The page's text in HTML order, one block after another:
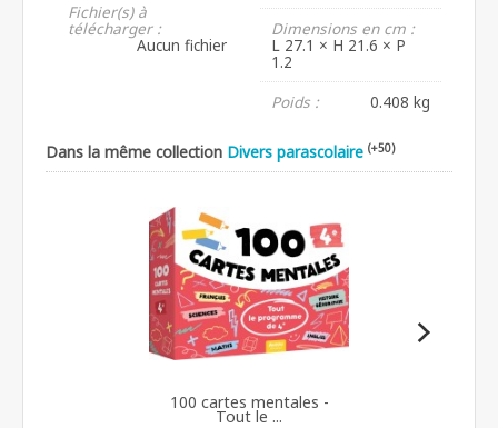
Fichier(s) à
télécharger :
Aucun fichier
Dimensions en cm :
L 27.1 × H 21.6 × P
1.2
Poids :
0.408 kg
Dans la même collection Divers parascolaire (+50)
100 cartes mentales -
Tout le ...